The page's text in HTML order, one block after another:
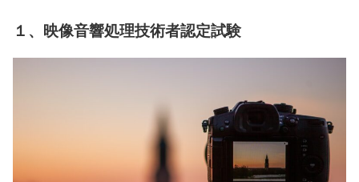
​​１、映像音響処理技術者認定試験